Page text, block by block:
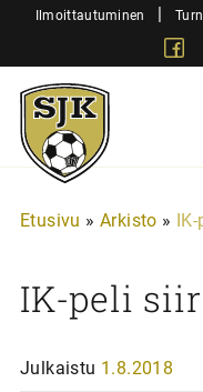
SiirryIlmoittautuminen |
Sjk-
Juniorit
Etusivu » Arkisto »
IK-peli
Julkaistu 1.8.2018